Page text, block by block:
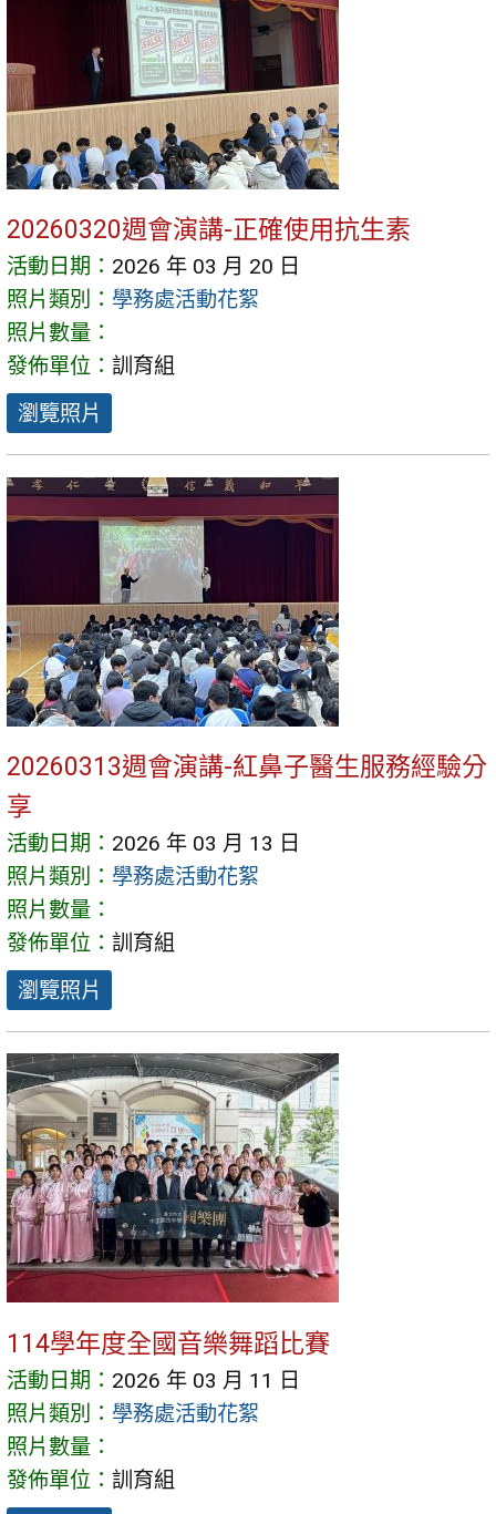
20260320週會演講-正確使用抗生素
活動日期： 2026 年 03 月 20 日
照片類別： 學務處活動花絮
照片數量：
發佈單位： 訓育組
瀏覽照片
20260313週會演講-紅鼻子醫生服務經驗分
享
活動日期： 2026 年 03 月 13 日
照片類別： 學務處活動花絮
照片數量：
發佈單位： 訓育組
瀏覽照片
114學年度全國音樂舞蹈比賽
活動日期： 2026 年 03 月 11 日
照片類別： 學務處活動花絮
照片數量：
發佈單位： 訓育組